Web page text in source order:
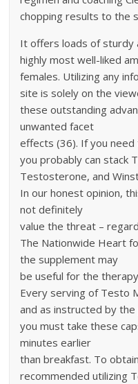
chopping results to the
It offers loads of sturdy
highly most well-liked
females. Utilizing any
site is solely on the
these outstanding
unwanted facet
effects (36). If you
you probably can stack
Testosterone, and
In our honest opinion,
not definitely
value the threat –
The Nationwide Heart
the supplement may
be useful for the
Every serving of Testo
and as instructed by
you must take these
minutes earlier
than breakfast. To
recommended utilizing